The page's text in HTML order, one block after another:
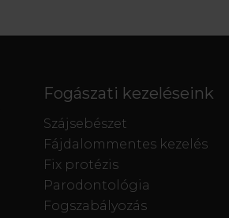
Fogászati kezeléseink
Szájsebészet
Fájdalommentes kezelés
Fix protézis
Parodontológia
Fogszabályozás